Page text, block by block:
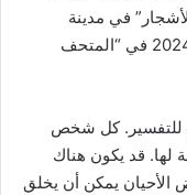
في مدينة
الإسكندرية في الفترة من 14 الى 31 يناير 2024 في “المتحف
للتفسير. كل شخص
لها. قد يكون هناك
الأحيان يمكن أن يخلق